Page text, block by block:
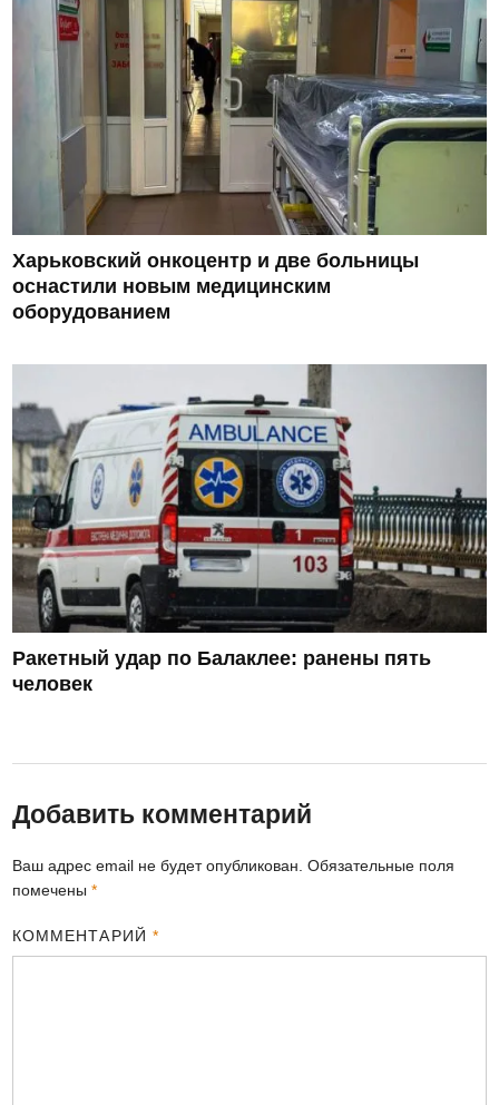
Харьковский онкоцентр и две больницы
оснастили новым медицинским
оборудованием
Ракетный удар по Балаклее: ранены пять
человек
Добавить комментарий
Ваш адрес email не будет опубликован. Обязательные поля
помечены*
КОММЕНТАРИЙ *